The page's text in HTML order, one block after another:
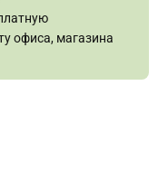
офиса, магазина